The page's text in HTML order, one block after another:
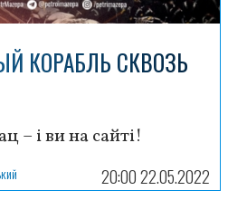
КОРАБЛЬ СКВОЗЬ
– і ви на сайті!
20:00 22.05.2022